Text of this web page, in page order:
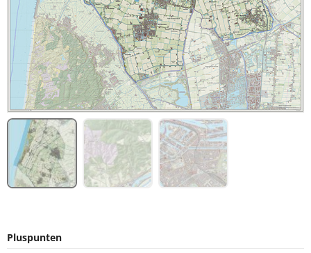
Pluspunten